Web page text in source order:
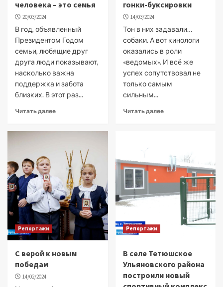
человека – это семья
20/03/2024
В год, объявленный
Президентом Годом
семьи, любящие друг
друга люди показывают,
насколько важна
поддержка и забота
близких. В этот раз...
Читать далее
гонки-буксировки
14/03/2024
Тон в них задавали…
собаки. А вот кинологи
оказались в роли
«ведомых». И всё же
успех сопутствовал не
только самым
сильным...
Читать далее
Репортажи
С верой к новым
победам
14/02/2024
Репортажи
В селе Тетюшское
Ульяновского района
построили новый